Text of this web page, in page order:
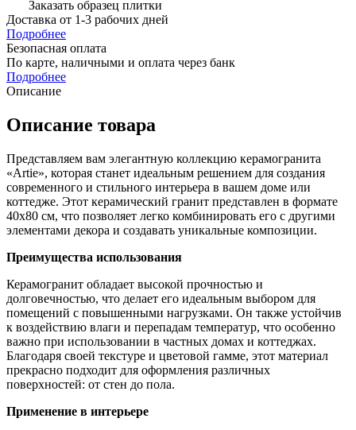
Заказать образец плитки
Доставка от 1-3 рабочих дней
Подробнее
Безопасная оплата
По карте, наличными и оплата через банк
Подробнее
Описание
Описание товара
Представляем вам элегантную коллекцию керамогранита
«Artie», которая станет идеальным решением для создания
современного и стильного интерьера в вашем доме или
коттедже. Этот керамический гранит представлен в формате
40х80 см, что позволяет легко комбинировать его с другими
элементами декора и создавать уникальные композиции.
Преимущества использования
Керамогранит обладает высокой прочностью и
долговечностью, что делает его идеальным выбором для
помещений с повышенными нагрузками. Он также устойчив
к воздействию влаги и перепадам температур, что особенно
важно при использовании в частных домах и коттеджах.
Благодаря своей текстуре и цветовой гамме, этот материал
прекрасно подходит для оформления различных
поверхностей: от стен до пола.
Применение в интерьере